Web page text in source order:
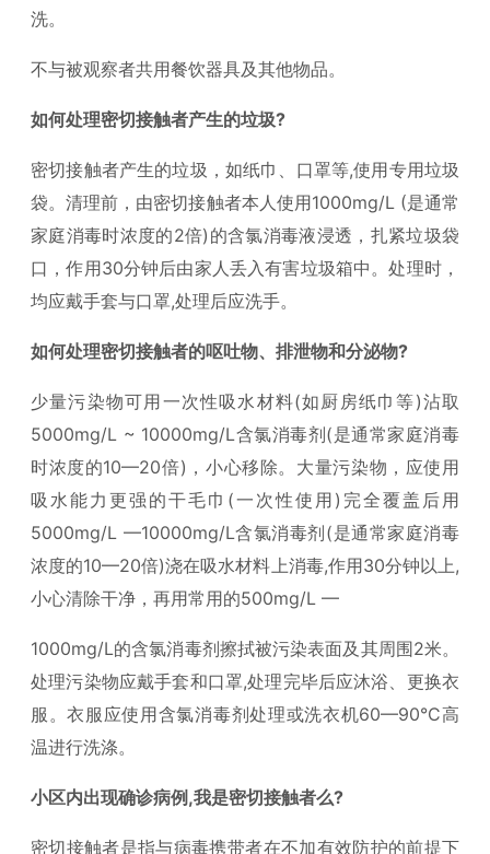
洗。
不与被观察者共用餐饮器具及其他物品。
如何处理密切接触者产生的垃圾?
密切接触者产生的垃圾，如纸巾、口罩等,使用专用垃圾
袋。清理前，由密切接触者本人使用1000mg/L (是通常
家庭消毒时浓度的2倍)的含氯消毒液浸透，扎紧垃圾袋
口，作用30分钟后由家人丢入有害垃圾箱中。处理时，
均应戴手套与口罩,处理后应洗手。
如何处理密切接触者的呕吐物、排泄物和分泌物?
少量污染物可用一次性吸水材料(如厨房纸巾等)沾取
5000mg/L ~ 10000mg/L含氯消毒剂(是通常家庭消毒
时浓度的10—20倍)，小心移除。大量污染物，应使用
吸水能力更强的干毛巾(一次性使用)完全覆盖后用
5000mg/L —10000mg/L含氯消毒剂(是通常家庭消毒
浓度的10—20倍)浇在吸水材料上消毒,作用30分钟以上,
小心清除干净，再用常用的500mg/L —
1000mg/L的含氯消毒剂擦拭被污染表面及其周围2米。
处理污染物应戴手套和口罩,处理完毕后应沐浴、更换衣
服。衣服应使用含氯消毒剂处理或洗衣机60—90°C高
温进行洗涤。
小区内出现确诊病例,我是密切接触者么?
密切接触者是指与病毒携带者在不加有效防护的前提下